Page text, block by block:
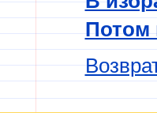
Потом